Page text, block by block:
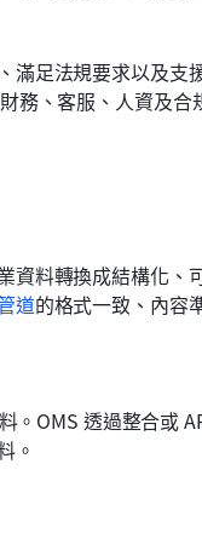
滿足法規要求以及支
務、客服、人資及合
資料轉換成結構化、
道的格式一致、內容
。OMS 透過整合或
。